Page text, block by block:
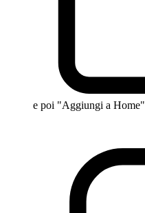
e poi "Aggiungi a Home"